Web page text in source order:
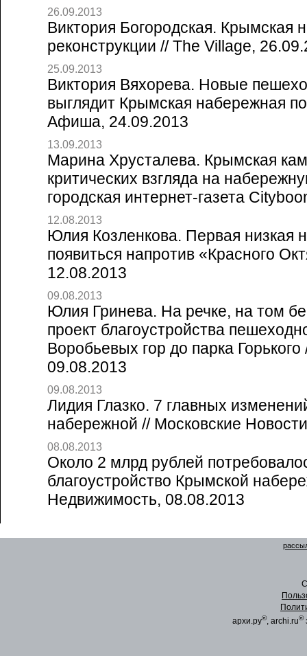
26.09.2013
Виктория Богородская. Крымская
реконструкции // The Village,
25.09.2013
Виктория Вяхорева. Новые
выглядит Крымская набережная
Афиша, 24.09.2013
13.09.2013
Марина Хрусталева. Крымская
критических взгляда на
городская интернет-газета
12.08.2013
Юлия Козленкова. Первая низкая
появиться напротив «Красного
12.08.2013
09.08.2013
Юлия Гринева. На речке, на том
проект благоустройства
Воробьевых гор до парка
09.08.2013
09.08.2013
Лидия Глазко. 7 главных
набережной // Московские
08.08.2013
Около 2 млрд рублей
благоустройство Крымской
Недвижимость, 08.08.2013
архи.ру®, archi.ru®